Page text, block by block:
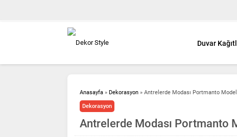
Duvar
Anasayfa » Dekorasyon » Antrelerde Modası Portmanto
Dekorasyon
Antrelerde Modası Portmanto